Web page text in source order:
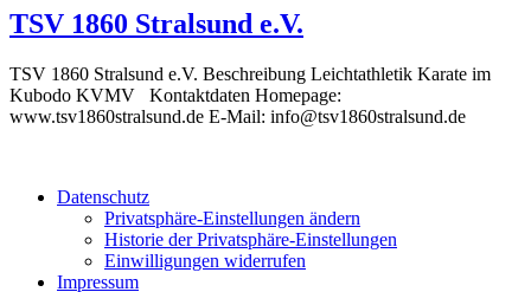
TSV 1860 Stralsund e.V.
TSV 1860 Stralsund e.V. Beschreibung Leichtathletik Karate im
Kubodo KVMV Kontaktdaten Homepage:
www.tsv1860stralsund.de E-Mail: info@tsv1860stralsund.de
Datenschutz
Privatsphäre-Einstellungen ändern
Historie der Privatsphäre-Einstellungen
Einwilligungen widerrufen
Impressum